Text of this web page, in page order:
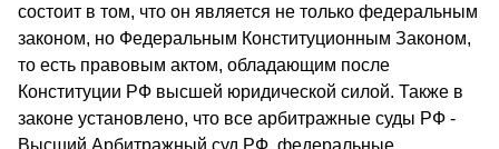
состоит в том, что он является не только федеральным
законом, но Федеральным Конституционным Законом,
то есть правовым актом, обладающим после
Конституции РФ высшей юридической силой. Также в
законе установлено, что все арбитражные суды РФ -
Высший Арбитражный суд РФ, федеральные